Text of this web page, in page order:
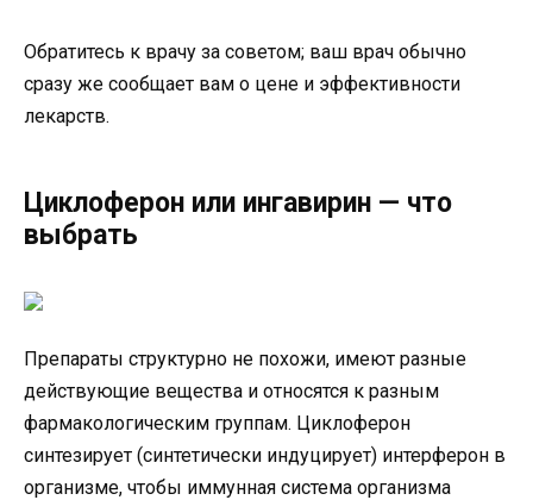
Обратитесь к врачу за советом; ваш врач обычно
сразу же сообщает вам о цене и эффективности
лекарств.
Циклоферон или ингавирин — что
выбрать
Препараты структурно не похожи, имеют разные
действующие вещества и относятся к разным
фармакологическим группам. Циклоферон
синтезирует (синтетически индуцирует) интерферон в
организме, чтобы иммунная система организма